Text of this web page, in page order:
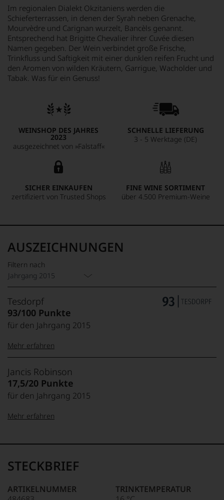
Im regionalen Dialekt Okzitaniens werden die
Schieferterrassen, in denen der Syrah neben Grenache,
Mourvèdre und Carignan wurzelt, Bancèls genannt.
Entsprechend hat Brigitte Chevalier ihrer Cuvée diesen
Namen gegeben. Der Wein verbindet große Frische,
Trinkfluss und Saftigkeit mit einer dunklen reifen Frucht und
den Aromen von wilden Kräutern, Garrigue, Wacholder und
Tabak. Was für ein Genuss!
WEINSHOP DES JAHRES
2023
ausgezeichnet von »Falstaff«
SCHNELLE LIEFERUNG
3 - 5 Werktage (DE)
SICHER EINKAUFEN
zertifiziert von Trusted Shops
FINE WINE SORTIMENT
über 4.500 Premium-Weine
AUSZEICHNUNGEN
Filtern nach
Jahrgang 2015
Tesdorpf
93/100 Punkte
für den Jahrgang 2015
99–100 Punkte:
95–98 Punkte:
85–89 Punkte:
Tesdorpf
Der
Name
Tesdorpf
für
für
edlen
der
Welt,
Mehr erfahren
Jancis Robinson
17,5/20 Punkte
für den Jahrgang 2015
absolut outstanding,
19 Punkte:Top-Wein aus
18
Robinson
Die
1950
Cumbria
geborene
Mehr erfahren
STECKBRIEF
ARTIKELNUMMER
TRINKTEMPERATUR